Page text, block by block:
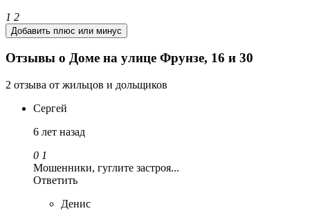
1 2
Добавить плюс или минус
Отзывы о Доме на улице Фрунзе, 16 и 30
2 отзыва от жильцов и дольщиков
Сергей
6 лет назад
0 1
Мошенники, гуглите застроя...
Ответить
Денис